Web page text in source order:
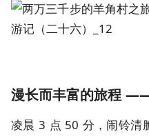
漫长而丰富的旅程
凌晨 3 点 50 分，闹铃清